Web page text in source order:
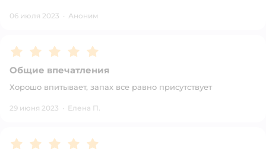
06 июля 2023 · Аноним
Рейтинг:5
Общие впечатления
Хорошо впитывает, запах все равно присутствует
29 июня 2023 · Елена П.
Рейтинг:5